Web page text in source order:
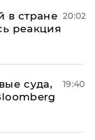
в стране
реакция
20:02
суда,
19:40